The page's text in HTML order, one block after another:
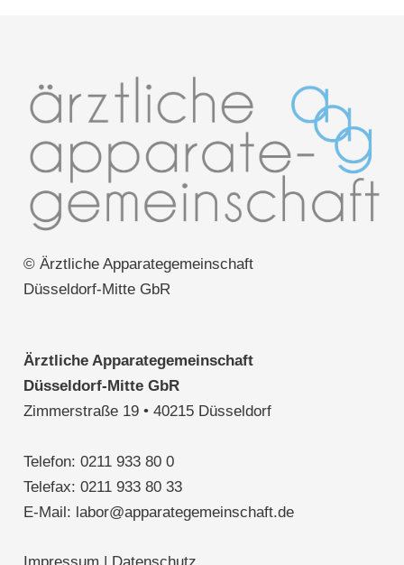
© Ärztliche Apparategemeinschaft
Düsseldorf-Mitte GbR
Ärztliche Apparategemeinschaft
Düsseldorf-Mitte GbR
Zimmerstraße 19 • 40215 Düsseldorf
Telefon: 0211 933 80 0
Telefax: 0211 933 80 33
E-Mail: labor@apparategemeinschaft.de